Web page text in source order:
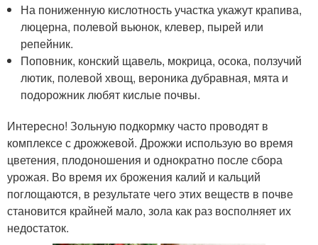
На пониженную кислотность участка укажут крапива,
люцерна, полевой вьюнок, клевер, пырей или
репейник.
Поповник, конский щавель, мокрица, осока, ползучий
лютик, полевой хвощ, вероника дубравная, мята и
подорожник любят кислые почвы.
Интересно! Зольную подкормку часто проводят в
комплексе с дрожжевой. Дрожжи использую во время
цветения, плодоношения и однократно после сбора
урожая. Во время их брожения калий и кальций
поглощаются, в результате чего этих веществ в почве
становится крайней мало, зола как раз восполняет их
недостаток.